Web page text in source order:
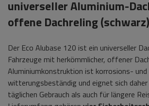
universeller Aluminium-
offene Dachreling (schwarz)
Der Eco Alubase 120 ist ein universeller
Fahrzeuge mit herkömmlicher, offener
Aluminiumkonstruktion ist korrosions- und
witterungsbeständig und eignet sich
täglichen Gebrauch als auch für längere